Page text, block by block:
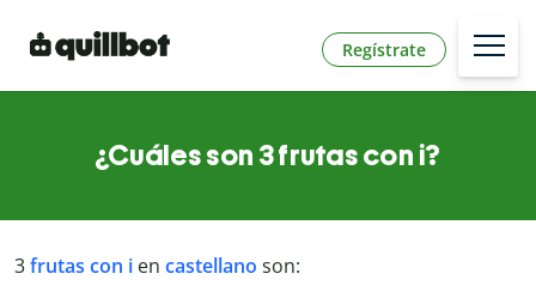
Regístrate
¿Cuáles son 3 frutas con i?
3frutas con i en castellano son: